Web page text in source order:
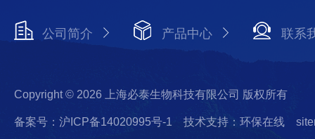
公司简介 产品中心 联系
Copyright © 2026 上海必泰生物科技有限公司 版权所有
备案号：沪ICP备14020995号-1 技术支持：环保在线